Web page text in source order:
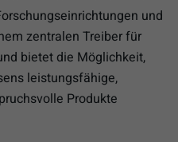
und
zentralen Treiber für
bietet die Möglichkeit,
leistungsfähige,
Produkte